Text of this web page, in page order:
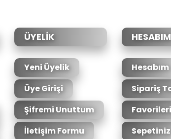
ÜYELİK
Yeni Üyelik
Üye Girişi
Şifremi Unuttum
İletişim Formu
HESABIM
Hesabım
Sipariş
Sepetiniz